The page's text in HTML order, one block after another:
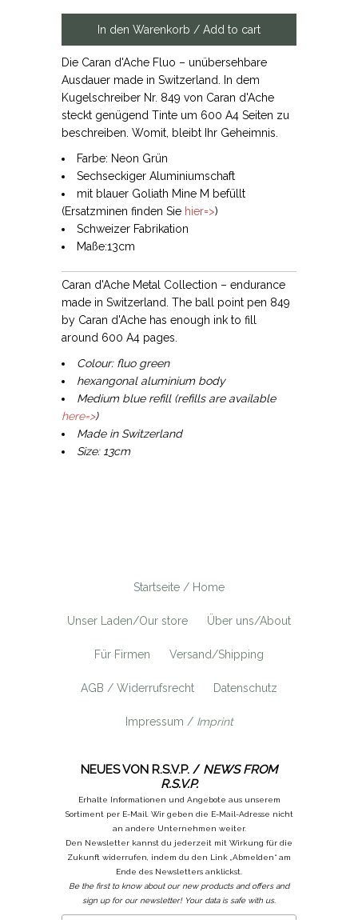
Die Caran d'Ache Fluo – unübersehbare
Ausdauer made in Switzerland. In dem
Kugelschreiber Nr. 849 von Caran d'Ache
steckt genügend Tinte um 600 A4 Seiten zu
beschreiben. Womit, bleibt Ihr Geheimnis.
Farbe: Neon Grün
Sechseckiger Aluminiumschaft
mit blauer Goliath Mine M befüllt
(Ersatzminen finden Sie hier=>)
Schweizer Fabrikation
Maße:13cm
Caran d'Ache Metal Collection – endurance
made in Switzerland. The ball point pen 849
by Caran d'Ache has enough ink to fill
around 600 A4 pages.
Colour: fluo green
hexangonal aluminium body
Medium blue refill (refills are available
here=>)
Made in Switzerland
Size: 13cm
Startseite / Home
Unser Laden/Our store Über uns/About
Für Firmen Versand/Shipping
AGB / Widerrufsrecht Datenschutz
Impressum / Imprint
NEUES VON R.S.V.P. / NEWS FROM
R.S.V.P.
Erhalte Informationen und Angebote aus unserem
Sortiment per E-Mail. Wir geben die E-Mail-Adresse nicht
an andere Unternehmen weiter.
Den Newsletter kannst du jederzeit mit Wirkung für die
Zukunft widerrufen, indem du den Link „Abmelden“ am
Ende des Newsletters anklickst.
Be the first to know about our new products and offers and
sign up for our newsletter! Your data is safe with us.